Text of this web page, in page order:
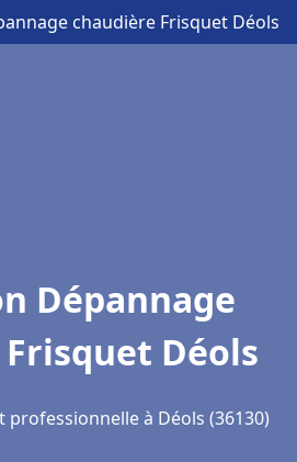
chaudière Frisquet Déols
Dépannage
Déols
à Déols (36130)